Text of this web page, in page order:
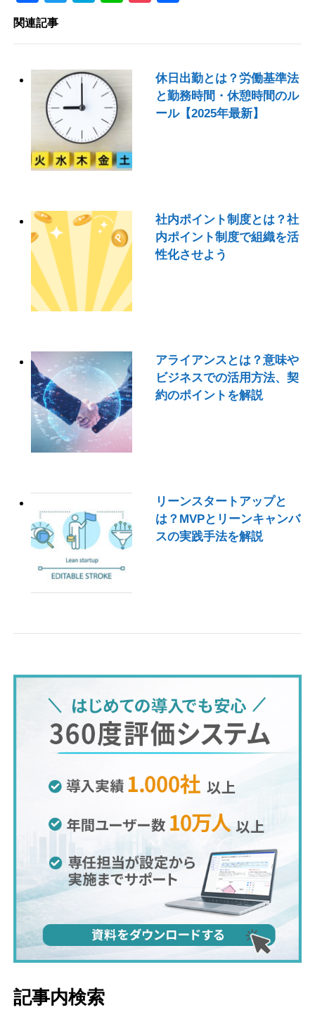
関連記事
休日出勤とは？労働基準法
と勤務時間・休憩時間のル
ール【2025年最新】
社内ポイント制度とは？社
内ポイント制度で組織を活
性化させよう
アライアンスとは？意味や
ビジネスでの活用方法、契
約のポイントを解説
リーンスタートアップと
は？MVPとリーンキャンバ
スの実践手法を解説
記事内検索